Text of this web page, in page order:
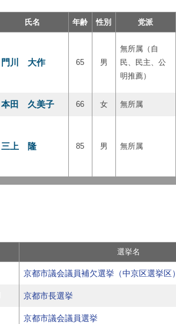
氏名 年齢 性別 党派
門川 大作 65 男
無所属（自
民、民主、公
明推薦）
本田 久美子 66 女 無所属
三上 隆 85 男 無所属
選挙名
京都市議会議員補欠選挙（中京区選挙区）
京都市長選挙
京都市議会議員選挙